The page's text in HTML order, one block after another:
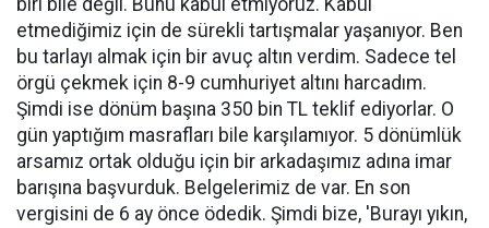
biri bile değil. Bunu kabul etmiyoruz. Kabul
etmediğimiz için de sürekli tartışmalar yaşanıyor. Ben
bu tarlayı almak için bir avuç altın verdim. Sadece tel
örgü çekmek için 8-9 cumhuriyet altını harcadım.
Şimdi ise dönüm başına 350 bin TL teklif ediyorlar. O
gün yaptığım masrafları bile karşılamıyor. 5 dönümlük
arsamız ortak olduğu için bir arkadaşımız adına imar
barışına başvurduk. Belgelerimiz de var. En son
vergisini de 6 ay önce ödedik. Şimdi bize, 'Burayı yıkın,